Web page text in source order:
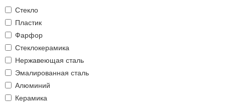
Стекло
Пластик
Фарфор
Стеклокерамика
Нержавеющая сталь
Эмалированная сталь
Алюминий
Керамика